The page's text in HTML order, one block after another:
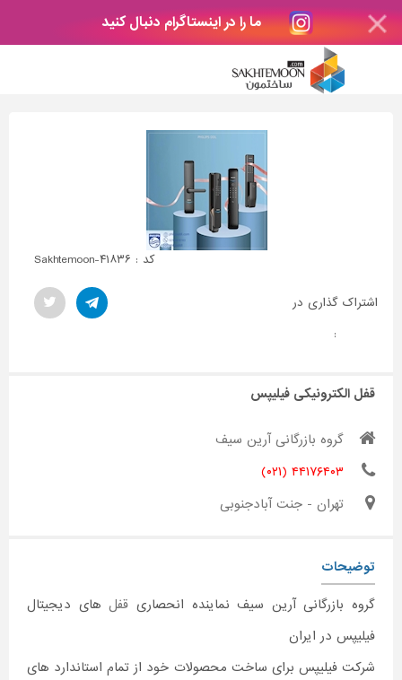
ما را در اینستاگرام دنبال کنید
کد : Sakhtemoon-۴۱۸۳۶
اشتراک گذاری در
:
قفل الکترونیکی فیلیپس
گروه بازرگانی آرین سیف
۴۴۱۷۶۴۰۳ (۰۲۱)
تهران - جنت آبادجنوبی
توضیحات
گروه بازرگانی آرین سیف نماینده انحصاری قفلهای دیجیتال
فیلیپس در ایران
شرکت فیلیپس برای ساخت محصولات خود از تمام استاندارد های